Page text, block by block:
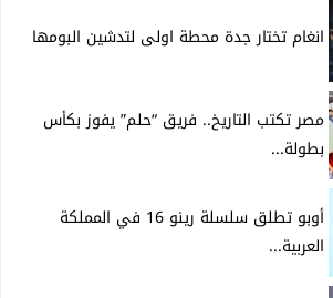
انغام تختار جدة محطة اولى لتدشين البومها
مصر تكتب التاريخ.. فريق “حلم” يفوز بكأس
بطولة...
أوبو تطلق سلسلة رينو 16 في المملكة
العربية...